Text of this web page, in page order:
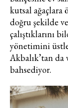
yoluyla
ve bu
soyad
kutsal ağaçlara
doğru şekilde
çalıştıklarını
yönetimini
Akbalık’tan da
bahsediyor.